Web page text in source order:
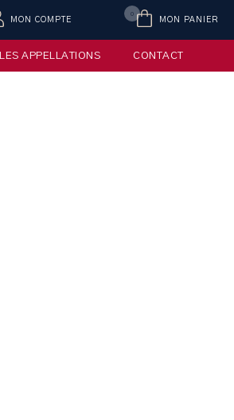
MON COMPTE MON PANIER
0
LES APPELLATIONS CONTACT